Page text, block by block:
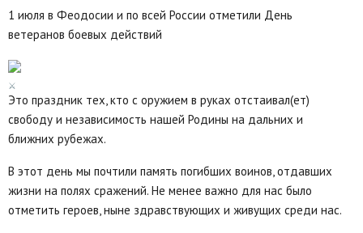
1 июля в Феодосии и по всей России отметили День
ветеранов боевых действий
⚔️
Это праздник тех, кто с оружием в руках отстаивал(ет)
свободу и независимость нашей Родины на дальних и
ближних рубежах.
В этот день мы почтили память погибших воинов, отдавших
жизни на полях сражений. Не менее важно для нас было
отметить героев, ныне здравствующих и живущих среди нас.